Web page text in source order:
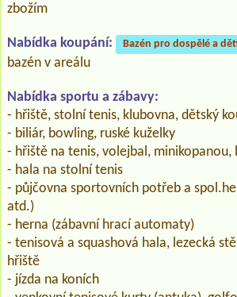
zbožím
Nabídka koupání: Bazén pro dospělé a
bazén v areálu
Nabídka sportu a zábavy:
- hřiště, stolní tenis, klubovna, dětský
- biliár, bowling, ruské kuželky
- hřiště na tenis, volejbal, minikopanou,
- hala na stolní tenis
- půjčovna sportovních potřeb a
atd.)
- herna (zábavní hrací automaty)
- tenisová a squashová hala, lezecká
hřiště
- jízda na koních